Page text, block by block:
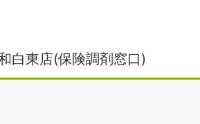
白東店(保険調剤窓口)